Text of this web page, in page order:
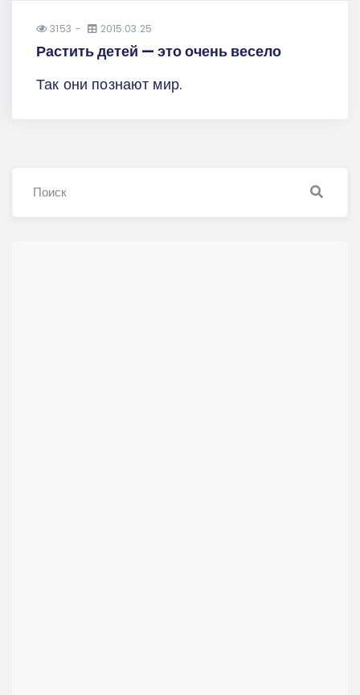
3153 2015.03.25
Растить детей — это очень весело
Так они познают мир.